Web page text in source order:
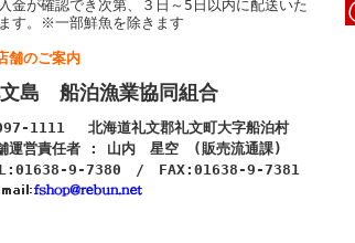
金が確認でき次第、３日～5日以内に配送いた
す。
※一部鮮魚を除きます
舗のご案内
島 船泊漁業協同組合
1111 北海道礼文郡礼文町大字船泊村
運営責任者 : 山内 星空 (販売流通課)
9-7380 / FAX:01638-9-7381